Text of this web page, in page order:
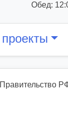
Обед:
Правительство